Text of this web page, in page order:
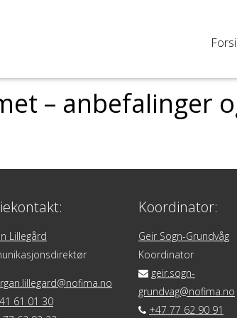
– anbefalinger
Lillegård
61 01 30
Koordinator:
Geir Sogn-Grundvåg
Koordinator
geir.sogn-
grundvag@nofima.no
+47 77 62 90 91